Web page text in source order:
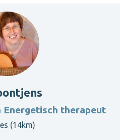
Energetisch therapeut
(14km)